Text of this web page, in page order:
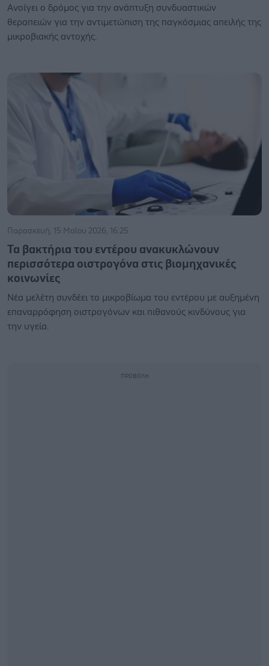
Ανοίγει ο δρόμος για την ανάπτυξη συνδυαστικών
θεραπειών για την αντιμετώπιση της παγκόσμιας απειλής της
μικροβιακής αντοχής.
Παρασκευή, 15 Μαΐου 2026, 16:25
Τα βακτήρια του εντέρου ανακυκλώνουν
περισσότερα οιστρογόνα στις βιομηχανικές
κοινωνίες
Νέα μελέτη συνδέει το μικροβίωμα του εντέρου με αυξημένη
επαναρρόφηση οιστρογόνων και πιθανούς κινδύνους για
την υγεία.